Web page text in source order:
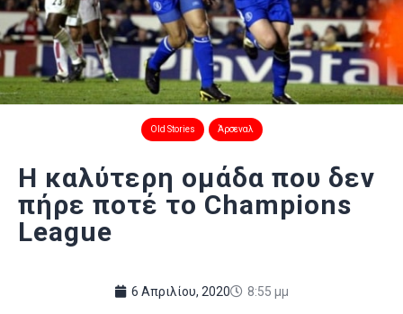
Old Stories Άρσεναλ
Η καλύτερη ομάδα που δεν
πήρε ποτέ το Champions
League
6 Απριλίου, 2020 8:55 μμ